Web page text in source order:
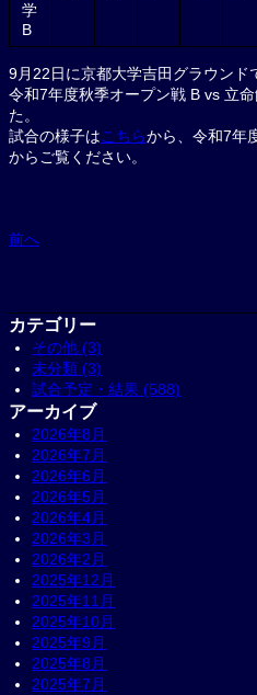
学
B
9月22日に京都大学吉田グラウンド
令和7年度秋季オープン戦 B vs 立
た。
試合の様子はこちらから、令和7年
からご覧ください。
前へ
カテゴリー
その他 (3)
未分類 (3)
試合予定・結果 (588)
アーカイブ
2026年8月
2026年7月
2026年6月
2026年5月
2026年4月
2026年3月
2026年2月
2025年12月
2025年11月
2025年10月
2025年9月
2025年8月
2025年7月